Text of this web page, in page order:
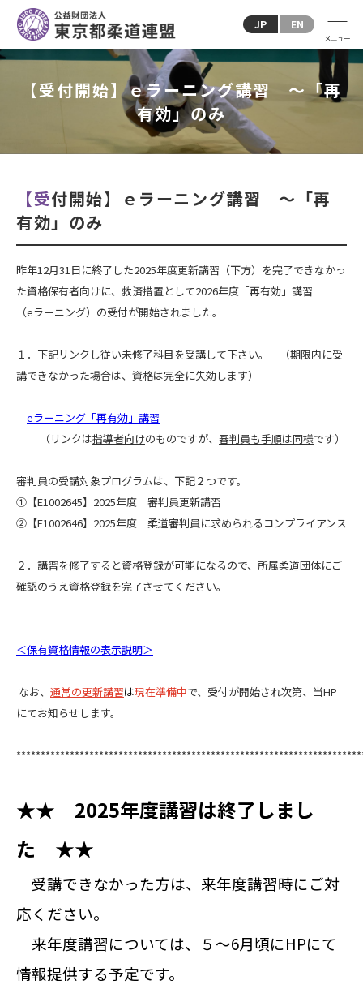
JP EN
【受付開始】ｅラーニング講習 ～「再
有効」のみ
【受付開始】ｅラーニング講習 ～「再
有効」のみ
昨年12月31日に終了した2025年度更新講習（下方）を完了できなかっ
た資格保有者向けに、救済措置として2026年度「再有効」講習
（eラーニング）の受付が開始されました。
１．下記リンクし従い未修了科目を受講して下さい。 （期限内に受
講できなかった場合は、資格は完全に失効します）
eラーニング「再有効」講習
（リンクは指導者向けのものですが、 審判員も手順は同様です）
審判員の受講対象プログラムは、下記２つです。
①【E1002645】2025年度 審判員更新講習
②【E1002646】2025年度 柔道審判員に求められるコンプライアンス
２．講習を修了すると資格登録が可能になるので、所属柔道団体にご
確認のうえ資格登録を完了させてください。
＜保有資格情報の表示説明＞
なお、 通常の更新講習は現在準備中で、受付が開始され次第、当HP
にてお知らせします。
★★ 2025年度講習は終了しまし
た ★★
受講できなかった方は、来年度講習時にご対
応ください。
来年度講習については、５～6月頃にHPにて
情報提供する予定です。